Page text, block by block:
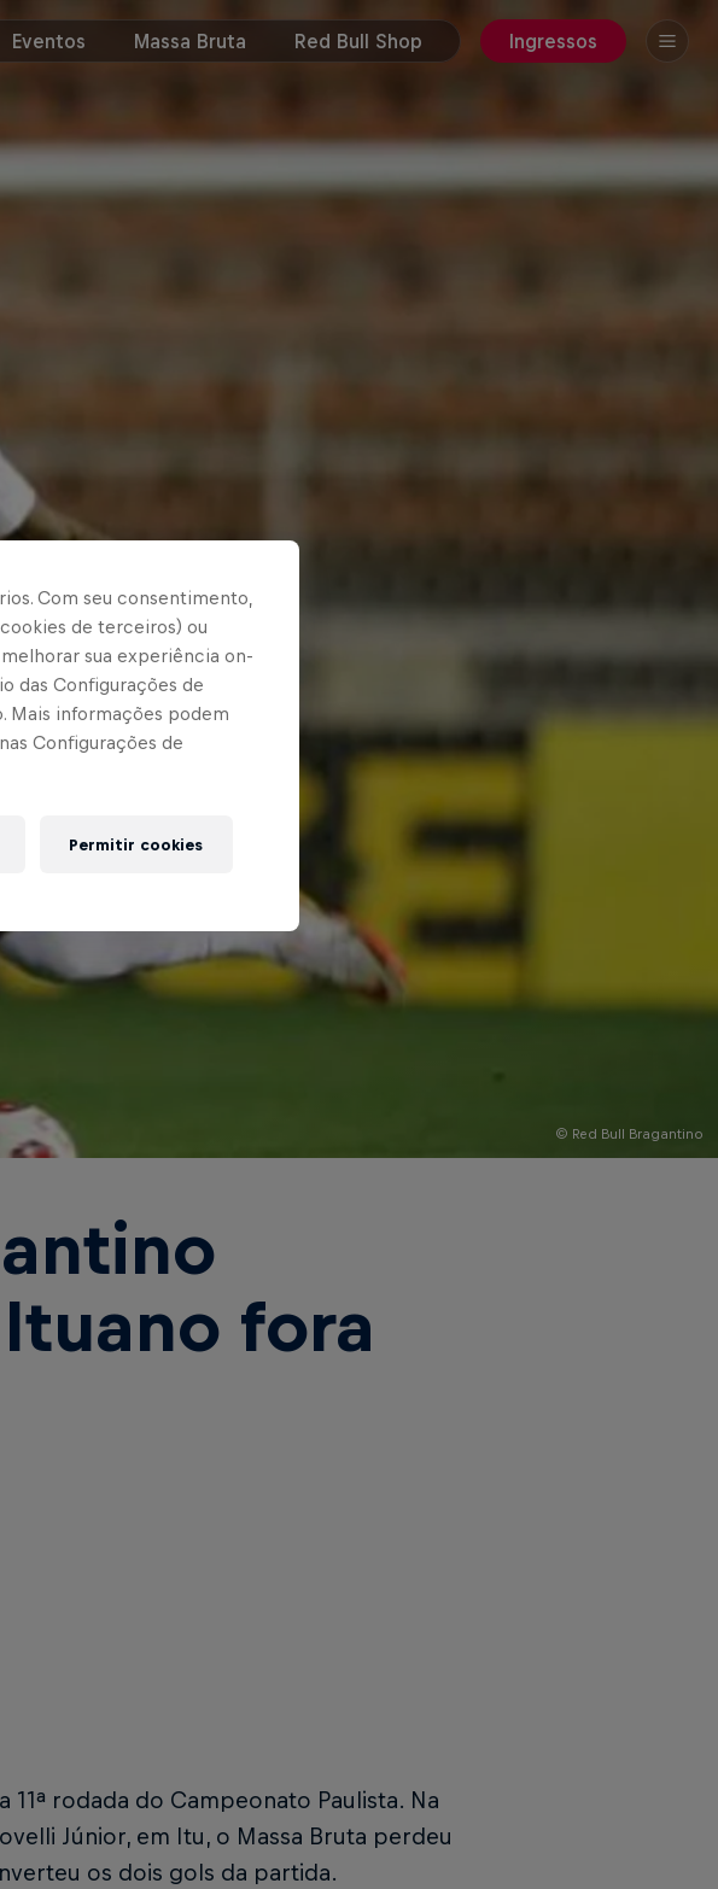
Eventos Massa Bruta Red Bull Shop Ingressos
© Red Bull Bragantino
fora
rodada do Campeonato Paulista. Na
Júnior, em Itu, o Massa Bruta perdeu
os dois gols da partida.
Com seu consentimento,
de terceiros) ou
sua experiência on-
das Configurações de
Mais informações podem
Configurações de
Permitir cookies